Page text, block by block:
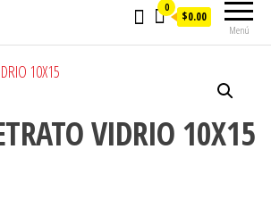
Menú
0
$0.00
VIDRIO 10X15